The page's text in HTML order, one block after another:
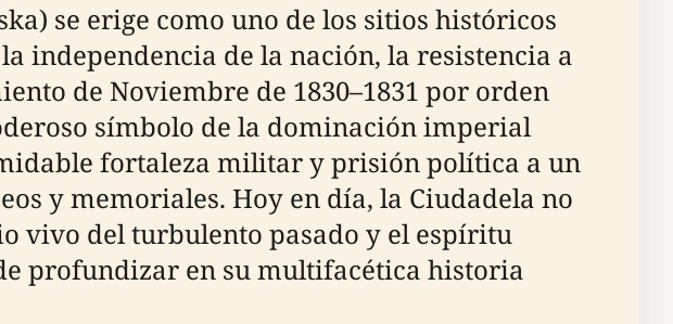
se erige como uno de los sitios históricos
independencia de la nación, la resistencia a
de Noviembre de 1830–1831 por orden
símbolo de la dominación imperial
fortaleza militar y prisión política a un
y memoriales. Hoy en día, la Ciudadela no
vivo del turbulento pasado y el espíritu
profundizar en su multifacética historia